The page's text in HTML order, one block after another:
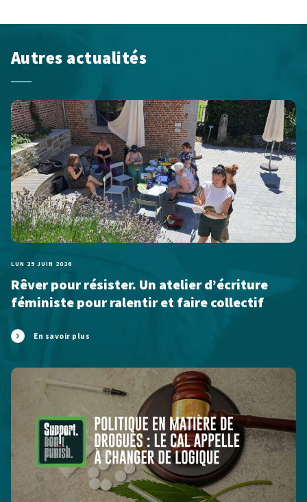
Autres actualités
LUN 29 JUIN 2026
Rêver pour résister. Un atelier d’écriture
féministe pour ralentir et faire collectif
En savoir plus